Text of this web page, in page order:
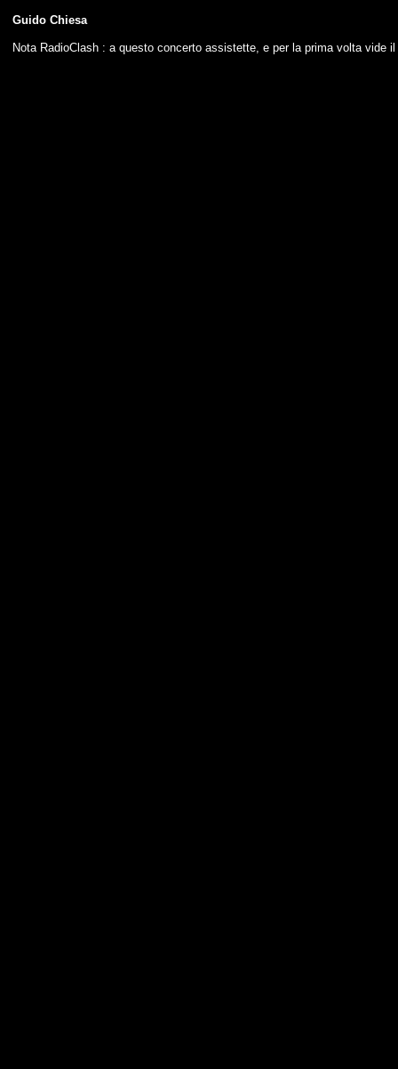
Guido Chiesa
Nota RadioClash : a questo concerto assistette, e per la prima volta